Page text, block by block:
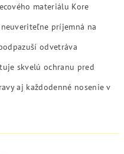
materiálu Kore
príjemná na
odvetráva
skvelú ochranu pred
aj každodenné nosenie v